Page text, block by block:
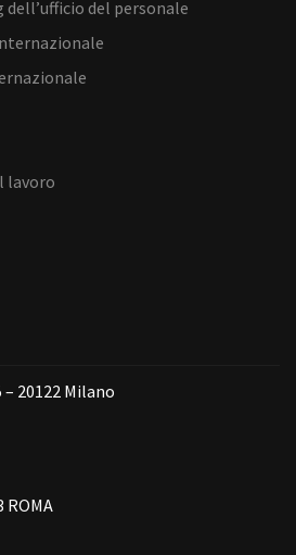
del personale
lavoro
20122 Milano
ROMA